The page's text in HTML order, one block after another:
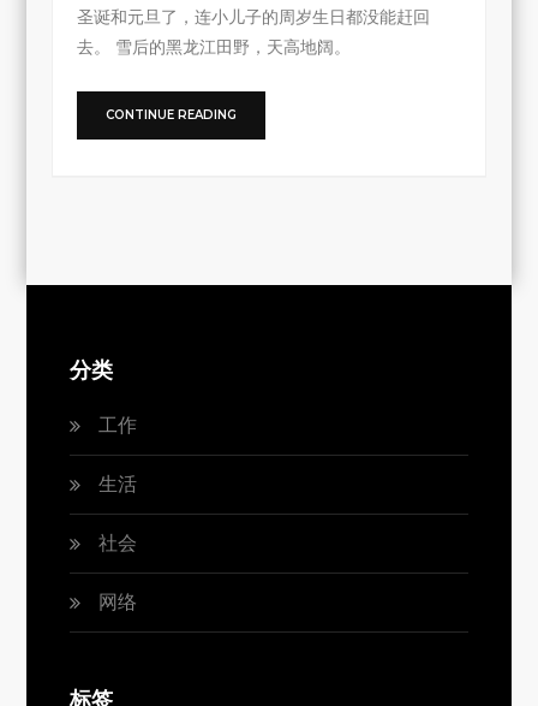
圣诞和元旦了，连小儿子的周岁生日都没能赶回
去。 雪后的黑龙江田野，天高地阔。
CONTINUE READING
分类
工作
生活
社会
网络
标签